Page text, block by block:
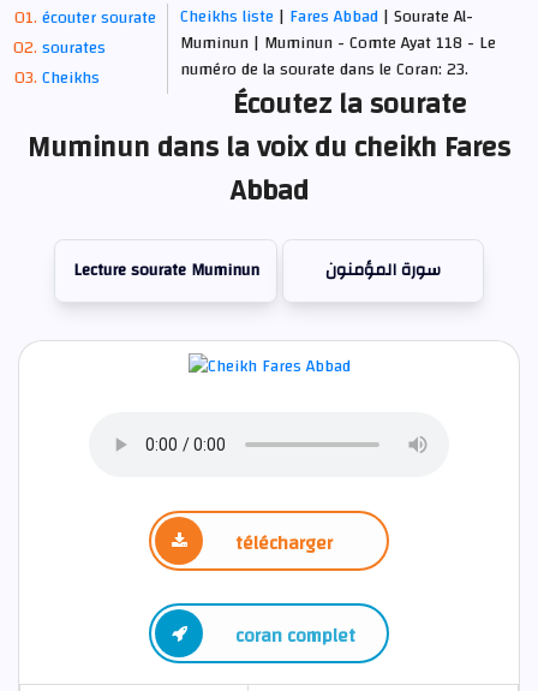
écouter sourate
sourates
Cheikhs
Cheikhs liste | Fares Abbad| Sourate Al-
Muminun | Muminun - Comte Ayat 118 - Le
numéro de la sourate dans le Coran: 23.
Écoutez la sourate
Muminun dans la voix du cheikh Fares
Abbad
Lecture sourate Muminun سورة المؤمنون
télécharger
coran complet